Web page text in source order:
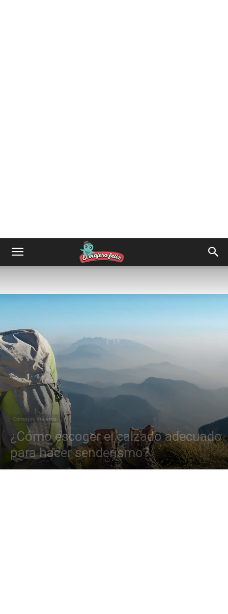
Consejos Viajeros
¿Cómo escoger el calzado adecuado
para hacer senderismo?